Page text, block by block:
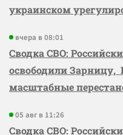
украинском
вчера в 08:01
Сводка СВО:
освободили
масштабные
05 авг в 11:26
Сводка СВО: